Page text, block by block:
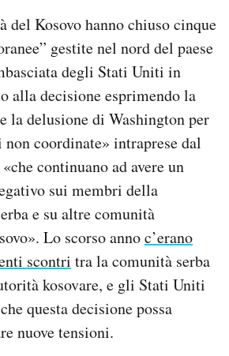
del Kosovo hanno chiuso cinque
gestite nel nord del paese
degli Stati Uniti in
alla decisione esprimendo la
la delusione di Washington per
coordinate» intraprese dal
continuano ad avere un
sui membri della
e su altre comunità
Lo scorso annoc’erano
scontri tra la comunità serba
kosovare, e gli Stati Uniti
questa decisione possa
nuove tensioni.